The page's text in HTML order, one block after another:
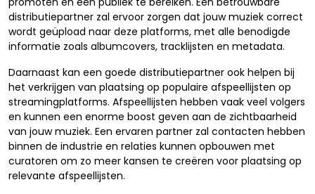
distributiepartner zal ervoor zorgen dat jouw muziek correct
wordt geüpload naar deze platforms, met alle benodigde
informatie zoals albumcovers, tracklijsten en metadata.
Daarnaast kan een goede distributiepartner ook helpen bij
het verkrijgen van plaatsing op populaire afspeellijsten op
streamingplatforms. Afspeellijsten hebben vaak veel volgers
en kunnen een enorme boost geven aan de zichtbaarheid
van jouw muziek. Een ervaren partner zal contacten hebben
binnen de industrie en relaties kunnen opbouwen met
curatoren om zo meer kansen te creëren voor plaatsing op
relevante afspeellijsten.